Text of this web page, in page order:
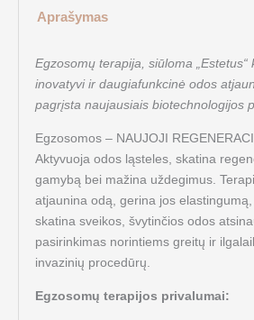
Aprašymas
Egzosomų terapija, siūloma „Estetus“
inovatyviir daugiafunkcinė odos
pagrįsta naujausiais biotechnologijos
Egzosomos – NAUJOJI
Aktyvuoja odos ląsteles, skatina
gamybą bei mažina uždegimus.
atjaunina odą, gerina jos
skatina sveikos, švytinčios odos
pasirinkimas norintiems greitų ir
invazinių procedūrų.
Egzosomų terapijos privalumai: